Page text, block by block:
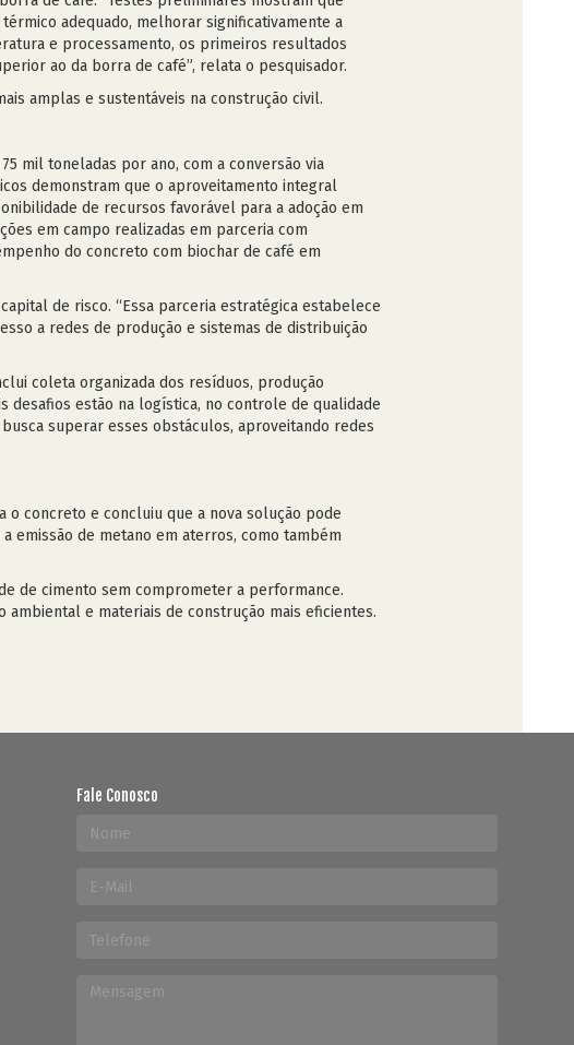
adequado, melhorar significativamente a
e processamento, os primeiros resultados
ao da borra de café”, relata o pesquisador.
amplas e sustentáveis na construção civil.
mil toneladas por ano, com a conversão via
demonstram que o aproveitamento integral
de recursos favorável para a adoção em
em campo realizadas em parceria com
do concreto com biochar de café em
de risco. “Essa parceria estratégica estabelece
a redes de produção e sistemas de distribuição
coleta organizada dos resíduos, produção
desafios estão na logística, no controle de qualidade
superar esses obstáculos, aproveitando redes
o concreto e concluiu que a nova solução pode
emissão de metano em aterros, como também
de cimento sem comprometer a performance.
e materiais de construção mais eficientes.
Fale Conosco